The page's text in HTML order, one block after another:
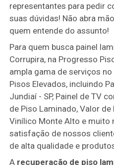
representantes para pedir
suas dúvidas! Não abra
quem entende do assunto!
Para quem busca painel
Corrupira, na Progresso
ampla gama de serviços
Pisos Elevados, incluindo
Jundiaí - SP, Painel de TV
de Piso Laminado, Valor de
Vinílico Monte Alto e muito
satisfação de nossos
de alta qualidade e
A recuperação de piso